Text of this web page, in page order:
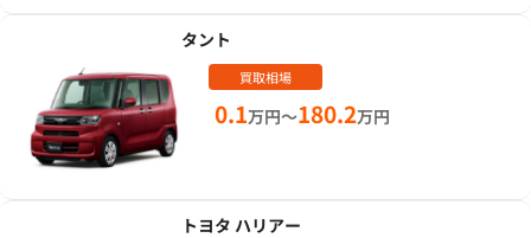
タント
買取相場
0.1万円～180.2万円
トヨタ ハリアー